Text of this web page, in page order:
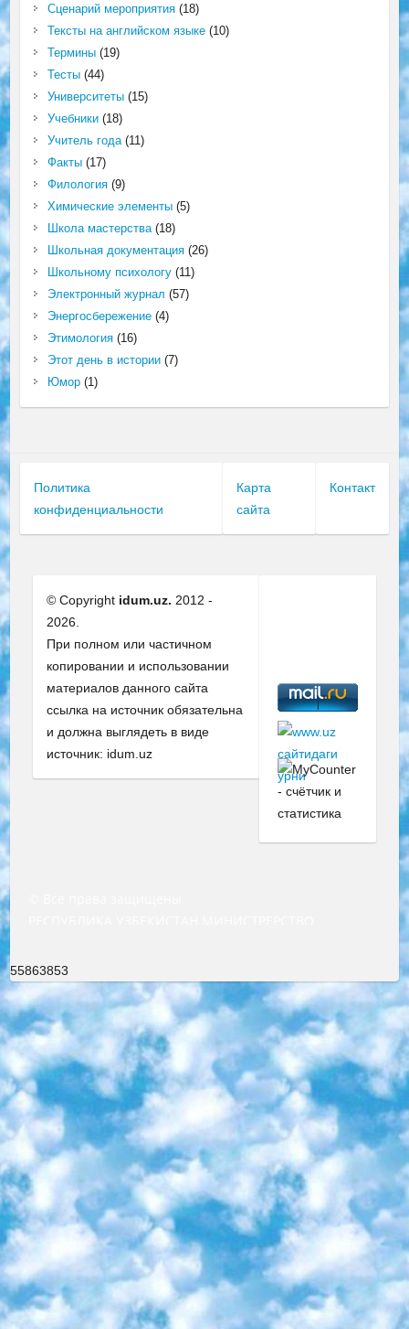
Сценарий мероприятия(18)
Тексты на английском языке(10)
Термины(19)
Тесты(44)
Университеты(15)
Учебники(18)
Учитель года(11)
Факты(17)
Филология(9)
Химические элементы(5)
Школа мастерства(18)
Школьная документация(26)
Школьному психологу(11)
Электронный журнал (57)
Энергосбережение(4)
Этимология(16)
Этот день в истории(7)
Юмор(1)
Политика
конфиденциальности
Карта
сайта
Контакт
© Copyright idum.uz. 2012 -
2026.
При полном или частичном
копировании и использовании
материалов данного сайта
ссылка на источник обязательна
и должна выглядеть в виде
источник: idum.uz
55863853